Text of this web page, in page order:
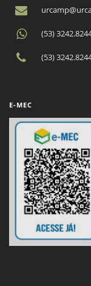
(53)
(53)
E-MEC